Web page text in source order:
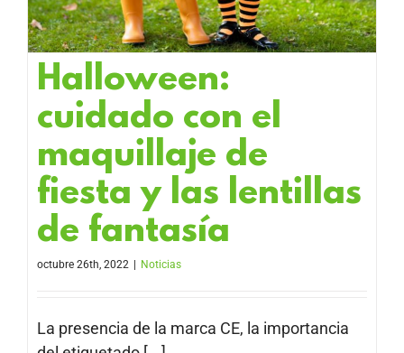
Halloween:
cuidado con el
maquillaje de
fiesta y las lentillas
de fantasía
octubre 26th, 2022 Noticias
La presencia de la marca CE, la importancia